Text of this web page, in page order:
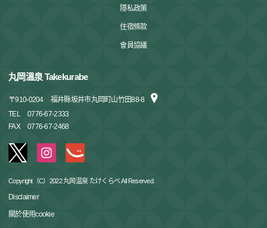
隱私政策
住宿條款
會員協議
丸岡溫泉 Takekurabe
〒910-0204
福井縣坂井市丸岡町山竹田88-8
TEL
0776-67-2333
FAX
0776-67-2468
Copyright（C）2022 丸岡温泉 たけくらべ All Reserved.
Disclaimer
關於使用cookie